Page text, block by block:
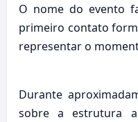
O nome do evento
primeiro contato
representar o
Durante
sobre a estrutura